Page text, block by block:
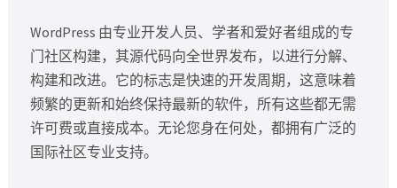
WordPress 由专业开发人员、学者和爱好者组成的专
门社区构建，其源代码向全世界发布，以进行分解、
构建和改进。它的标志是快速的开发周期，这意味着
频繁的更新和始终保持最新的软件，所有这些都无需
许可费或直接成本。无论您身在何处，都拥有广泛的
国际社区专业支持。